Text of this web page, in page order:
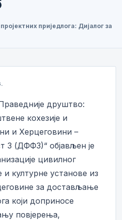
приједлога: Дијалог за
друштво:
кохезије и
и Херцеговини –
3 (ДФФ3)“ објављен је
цивилног
културне установе из
за достављање
који доприносе
повјерења,